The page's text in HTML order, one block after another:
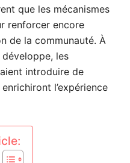
que les mécanismes
renforcer encore
de la communauté. À
les
introduire de
l’expérience